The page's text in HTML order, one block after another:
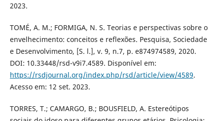
2023.
TOMÉ, A. M.; FORMIGA, N. S. Teorias e perspectivas sobre o
envelhecimento: conceitos e reflexões. Pesquisa, Sociedade
e Desenvolvimento, [S. l.], v. 9, n.7, p. e874974589, 2020.
DOI: 10.33448/rsd-v9i7.4589. Disponível em:
https://rsdjournal.org/index.php/rsd/article/view/4589.
Acesso em: 12 set. 2023.
TORRES, T.; CAMARGO, B.; BOUSFIELD, A. Estereótipos